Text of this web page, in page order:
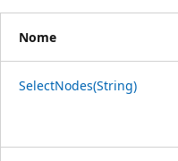
Nome
SelectNodes(String)